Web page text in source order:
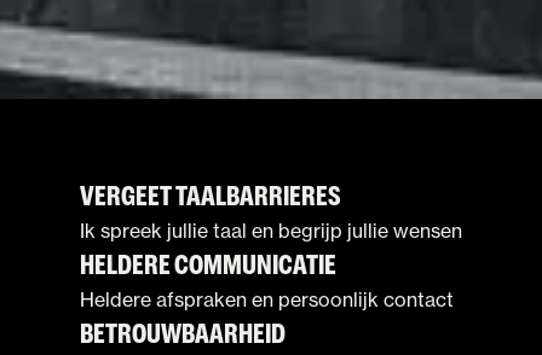
WAAROM KIEZEN
VOOR EEN BELGISCHE
TROUWVIDEOGRAAF?
VERGEET TAALBARRIERES
Ik spreek jullie taal en begrijp jullie wensen
HELDERE COMMUNICATIE
Heldere afspraken en persoonlijk contact
BETROUWBAARHEID